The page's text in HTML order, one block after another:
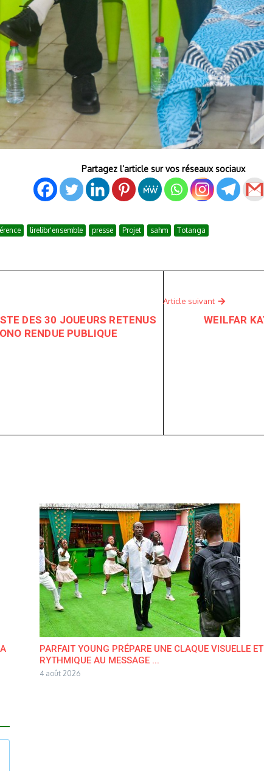
Partagez l’article sur vos réseaux sociaux
lirelibr'ensemble presse Projet sahm Totanga
DES 30 JOUEURS RETENUS
RENDUE PUBLIQUE
Article suivant
WEILFAR
PARFAIT YOUNG PRÉPARE UNE CLAQUE VISUELLE ET
RYTHMIQUE AU MESSAGE ...
4 août 2026